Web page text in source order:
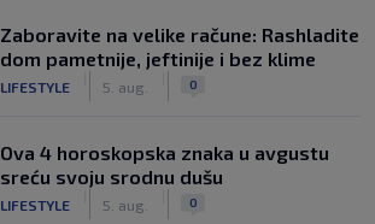
Zaboravite na velike račune: Rashladite
dom pametnije, jeftinije i bez klime
LIFESTYLE 5. aug. 0
Ova 4 horoskopska znaka u avgustu
sreću svoju srodnu dušu
LIFESTYLE 5. aug. 0